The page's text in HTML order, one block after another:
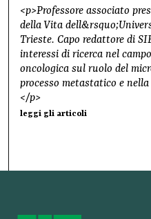
<p>Professore associato
della Vita
Trieste. Capo redattore di
interessi di ricerca nel
oncologica sul ruolo del
processo metastatico e
</p>
leggi gli articoli